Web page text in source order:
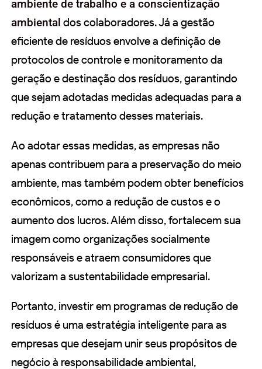
ambiente de trabalho e a conscientização
ambiental dos colaboradores. Já a gestão
eficiente de resíduos envolve a definição de
protocolos de controle e monitoramento da
geração e destinação dos resíduos, garantindo
que sejam adotadas medidas adequadas para a
redução e tratamento desses materiais.
Ao adotar essas medidas, as empresas não
apenas contribuem para a preservação do meio
ambiente, mas também podem obter benefícios
econômicos, como a redução de custos e o
aumento dos lucros. Além disso, fortalecem sua
imagem como organizações socialmente
responsáveis e atraem consumidores que
valorizam a sustentabilidade empresarial.
Portanto, investir em programas de redução de
resíduos é uma estratégia inteligente para as
empresas que desejam unir seus propósitos de
negócio à responsabilidade ambiental,